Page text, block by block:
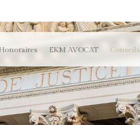
EKM AVOCAT Conseils